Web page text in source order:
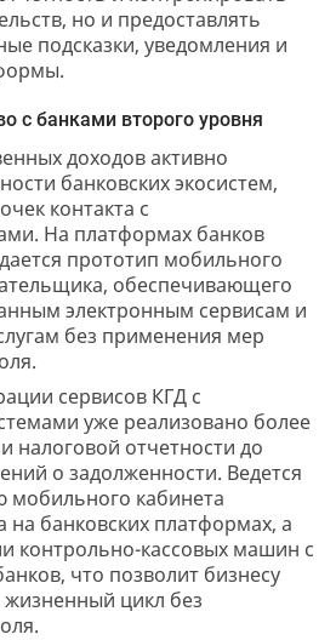
но и предоставлять
подсказки, уведомления и
с банками второго уровня
доходов активно
банковских экосистем,
контакта с
На платформах банков
прототип мобильного
обеспечивающего
электронным сервисам и
без применения мер
сервисов КГД с
уже реализовано более
налоговой отчетности до
о задолженности. Ведется
мобильного кабинета
на банковских платформах, а
контрольно-кассовых машин с
что позволит бизнесу
цикл без